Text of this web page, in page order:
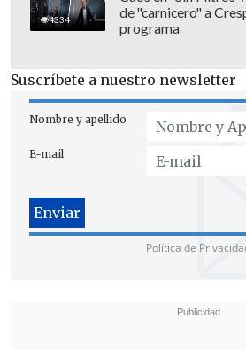
4334
de "carnicero" a
programa
Suscríbete a nuestro newsletter
Nombre y apellido
E-mail
Política de